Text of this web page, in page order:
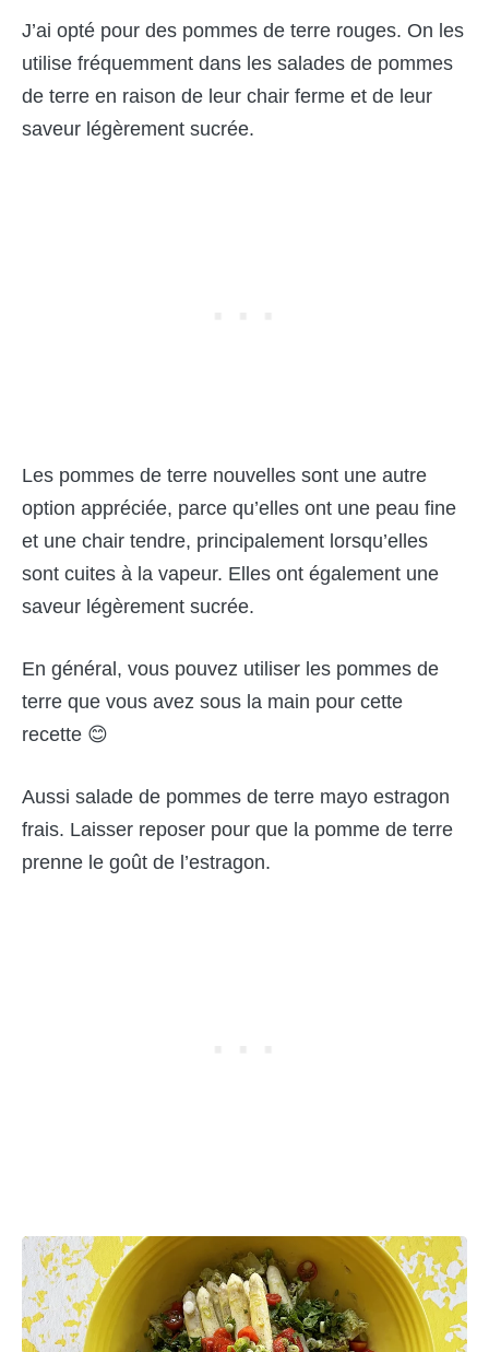
J’ai opté pour des pommes de terre rouges. On les
utilise fréquemment dans les salades de pommes
de terre en raison de leur chair ferme et de leur
saveur légèrement sucrée.
Les pommes de terre nouvelles sont une autre
option appréciée, parce qu’elles ont une peau fine
et une chair tendre, principalement lorsqu’elles
sont cuites à la vapeur. Elles ont également une
saveur légèrement sucrée.
En général, vous pouvez utiliser les pommes de
terre que vous avez sous la main pour cette
recette 😊
Aussi salade de pommes de terre mayo estragon
frais. Laisser reposer pour que la pomme de terre
prenne le goût de l’estragon.